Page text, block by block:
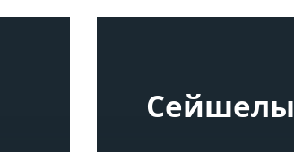
Сейшелы